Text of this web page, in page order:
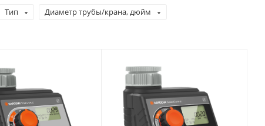
Тип
Диаметр трубы/крана, дюйм